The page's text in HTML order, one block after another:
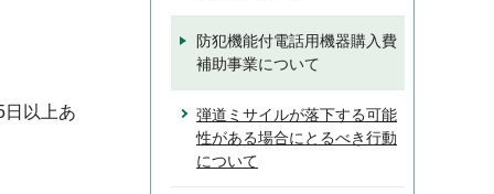
日以上あ
防犯機能付電話用機器購入費
補助事業について
弾道ミサイルが落下する可能
性がある場合にとるべき行動
について